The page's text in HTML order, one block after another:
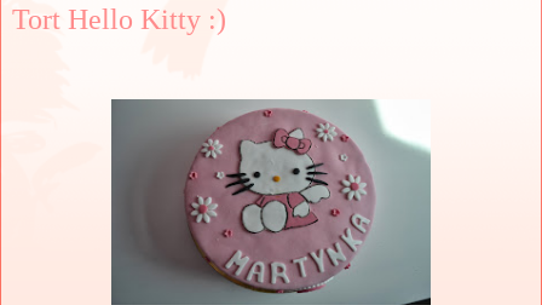
Tort Hello Kitty :)